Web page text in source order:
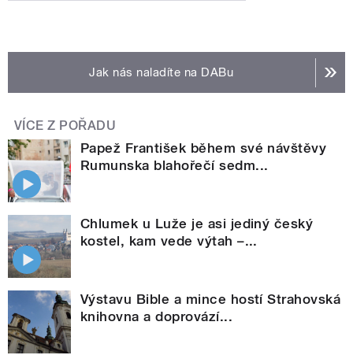
Jak nás naladíte na DABu
VÍCE Z POŘADU
Papež František během své návštěvy
Rumunska blahořečí sedm...
Chlumek u Luže je asi jediný český
kostel, kam vede výtah –...
Výstavu Bible a mince hostí Strahovská
knihovna a doprovází...